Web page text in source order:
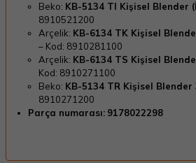
Beko: KB-5134 TI Kişisel Blender
8910521200
Arçelik: KB-6134 TK Kişisel
– Kod: 8910281100
Arçelik: KB-6134 TS Kişisel
Kod: 8910271100
Beko: KB-5134 TR Kişisel Blender
8910271200
Parça numarası: 9178022298